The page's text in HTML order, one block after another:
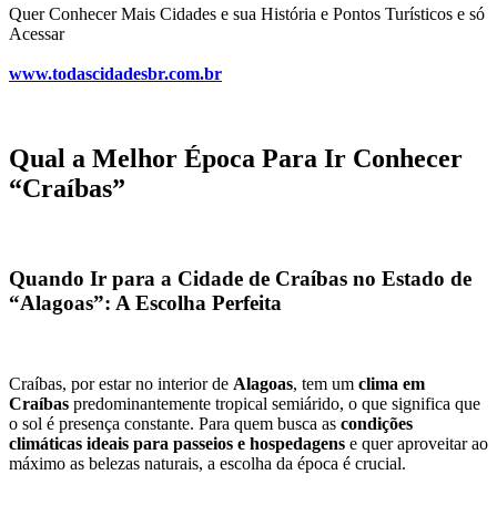
Quer Conhecer Mais Cidades e sua História e Pontos Turísticos e só
Acessar
www.todascidadesbr.com.br
Qual a Melhor Época Para Ir Conhecer
“Craíbas”
Quando Ir para a Cidade de Craíbas no Estado de
“Alagoas”: A Escolha Perfeita
Craíbas, por estar no interior de Alagoas, tem um clima em
Craíbas predominantemente tropical semiárido, o que significa que
o sol é presença constante. Para quem busca as condições
climáticas ideais para passeios e hospedagens e quer aproveitar ao
máximo as belezas naturais, a escolha da época é crucial.